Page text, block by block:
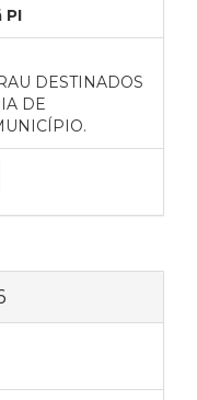
PI
DESTINADOS
DE